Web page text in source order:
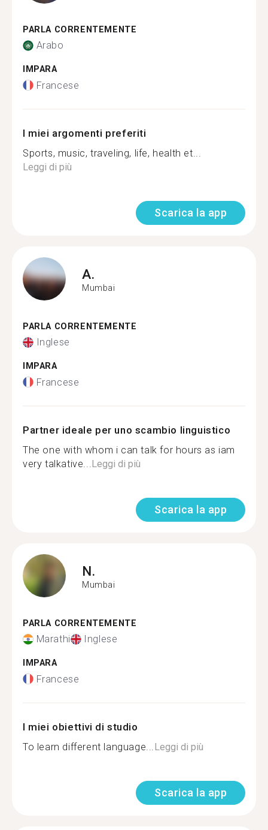
PARLA CORRENTEMENTE
Arabo
IMPARA
Francese
I miei argomenti preferiti
Sports, music, traveling, life, health et...
Leggi di più
Scarica la app
A.
Mumbai
PARLA CORRENTEMENTE
Inglese
IMPARA
Francese
Partner ideale per uno scambio linguistico
The one with whom i can talk for hours as iam
very talkative... Leggi di più
Scarica la app
N.
Mumbai
PARLA CORRENTEMENTE
Marathi Inglese
IMPARA
Francese
I miei obiettivi di studio
To learn different language... Leggi di più
Scarica la app